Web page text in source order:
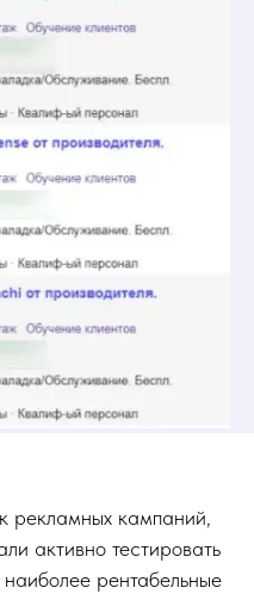
рекламных кампаний,
активно тестировать
рентабельные